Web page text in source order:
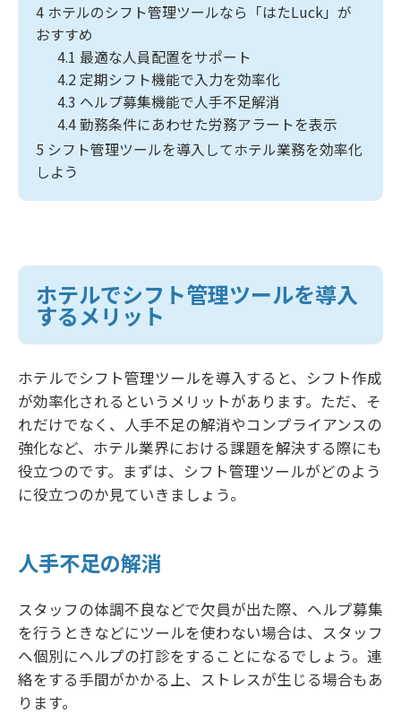
4 ホテルのシフト管理ツールなら「はたLuck」が
おすすめ
4.1 最適な人員配置をサポート
4.2定期シフト機能で入力を効率化
4.3 ヘルプ募集機能で人手不足解消
4.4勤務条件にあわせた労務アラートを表示
5 シフト管理ツールを導入してホテル業務を効率化
しよう
ホテルでシフト管理ツールを導入
するメリット
ホテルでシフト管理ツールを導入すると、シフト作成
が効率化されるというメリットがあります。ただ、そ
れだけでなく、人手不足の解消やコンプライアンスの
強化など、ホテル業界における課題を解決する際にも
役立つのです。まずは、シフト管理ツールがどのよう
に役立つのか見ていきましょう。
人手不足の解消
スタッフの体調不良などで欠員が出た際、ヘルプ募集
を行うときなどにツールを使わない場合は、スタッフ
へ個別にヘルプの打診をすることになるでしょう。連
絡をする手間がかかる上、ストレスが生じる場合もあ
ります。